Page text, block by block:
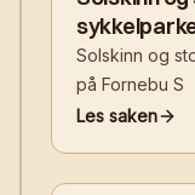
Solskinn og
på Fornebu S
Les saken